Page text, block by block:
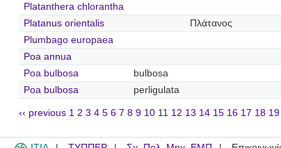
Platanthera chlorantha
Platanus orientalis
Πλάτανος
Plumbago europaea
Poa annua
Poa bulbosa
bulbosa
Poa bulbosa
perligulata
‹‹ previous 1 2 3 4 5 6 7 8 9 10 11 12 13 14 15 16 17 18 19